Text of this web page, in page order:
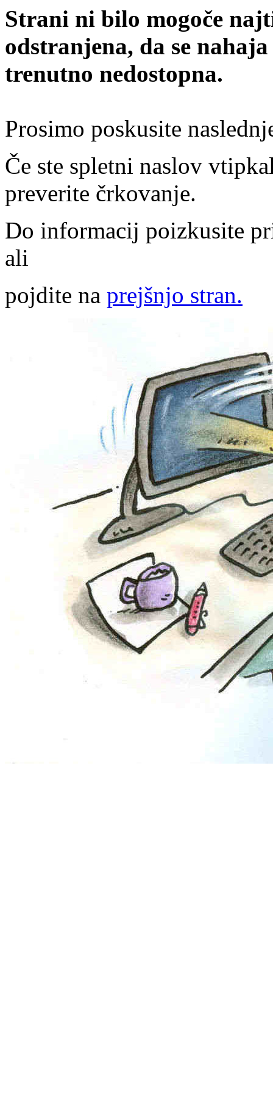
Strani ni bilo mogoče
odstranjena, da se
trenutno nedostopna.
Prosimo poskusite
Če ste spletni naslov
preverite črkovanje.
Do informacij poizkusite
ali
pojdite na prejšnjo stran.